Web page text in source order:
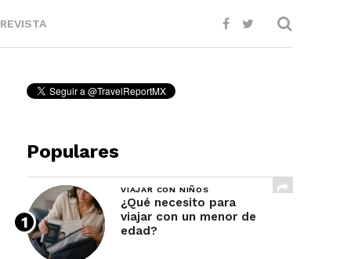
REVISTA
Populares
VIAJAR CON NIÑOS
¿Qué necesito para
viajar con un menor de
edad?